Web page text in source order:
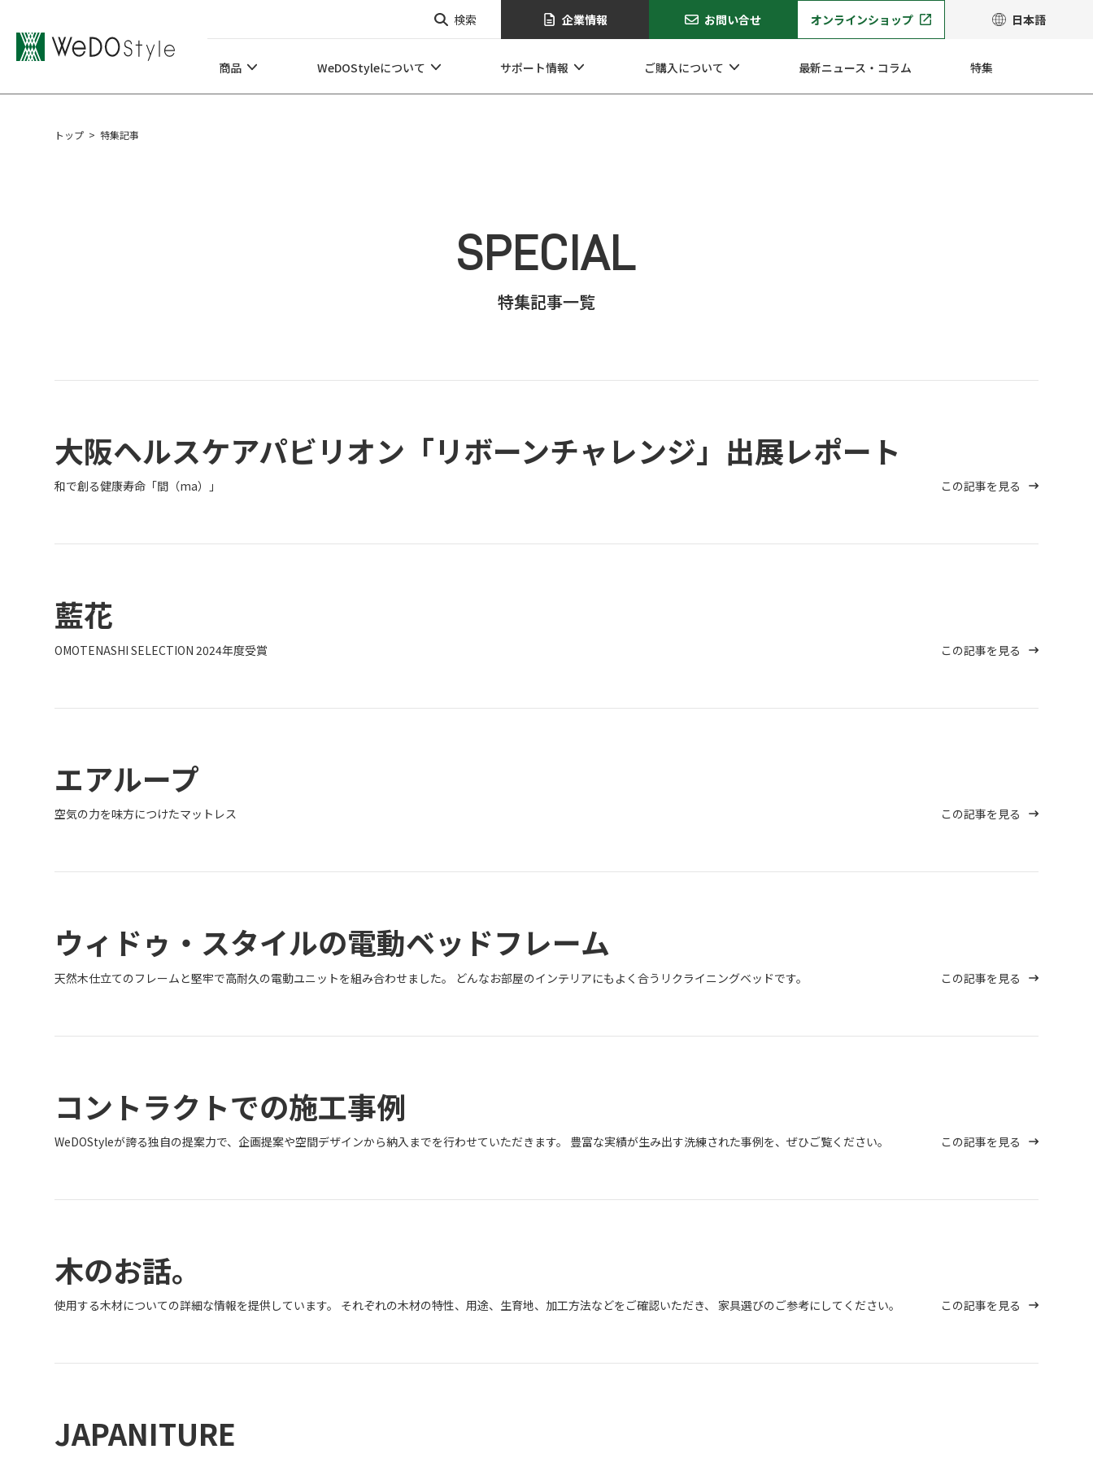
検索 企業情報 お問い合せ オンラインショップ 日本語
商品 WeDOStyleについて サポート情報 ご購入について 最新ニュース・コラム 特集
WeDOStyleについて
トップ > 特集記事
SPECIAL
特集記事一覧
大阪ヘルスケアパビリオン「リボーンチャレンジ」出展レポート
和で創る健康寿命「間（ma）」 この記事を見る
藍花
OMOTENASHI SELECTION 2024年度受賞 この記事を見る
エアループ
空気の力を味方につけたマットレス この記事を見る
ウィドゥ・スタイルの電動ベッドフレーム
天然木仕立てのフレームと堅牢で高耐久の電動ユニットを組み合わせました。 どんなお部屋のインテリアにもよく合うリクライニングベッドです。 この記事を見る
コントラクトでの施工事例
WeDOStyleが誇る独自の提案力で、企画提案や空間デザインから納入までを行わせていただきます。 豊富な実績が生み出す洗練された事例を、ぜひご覧ください。 この記事を見る
木のお話。
使用する木材についての詳細な情報を提供しています。 それぞれの木材の特性、用途、生育地、加工方法などをご確認いただき、 家具選びのご参考にしてください。 この記事を見る
JAPANITURE